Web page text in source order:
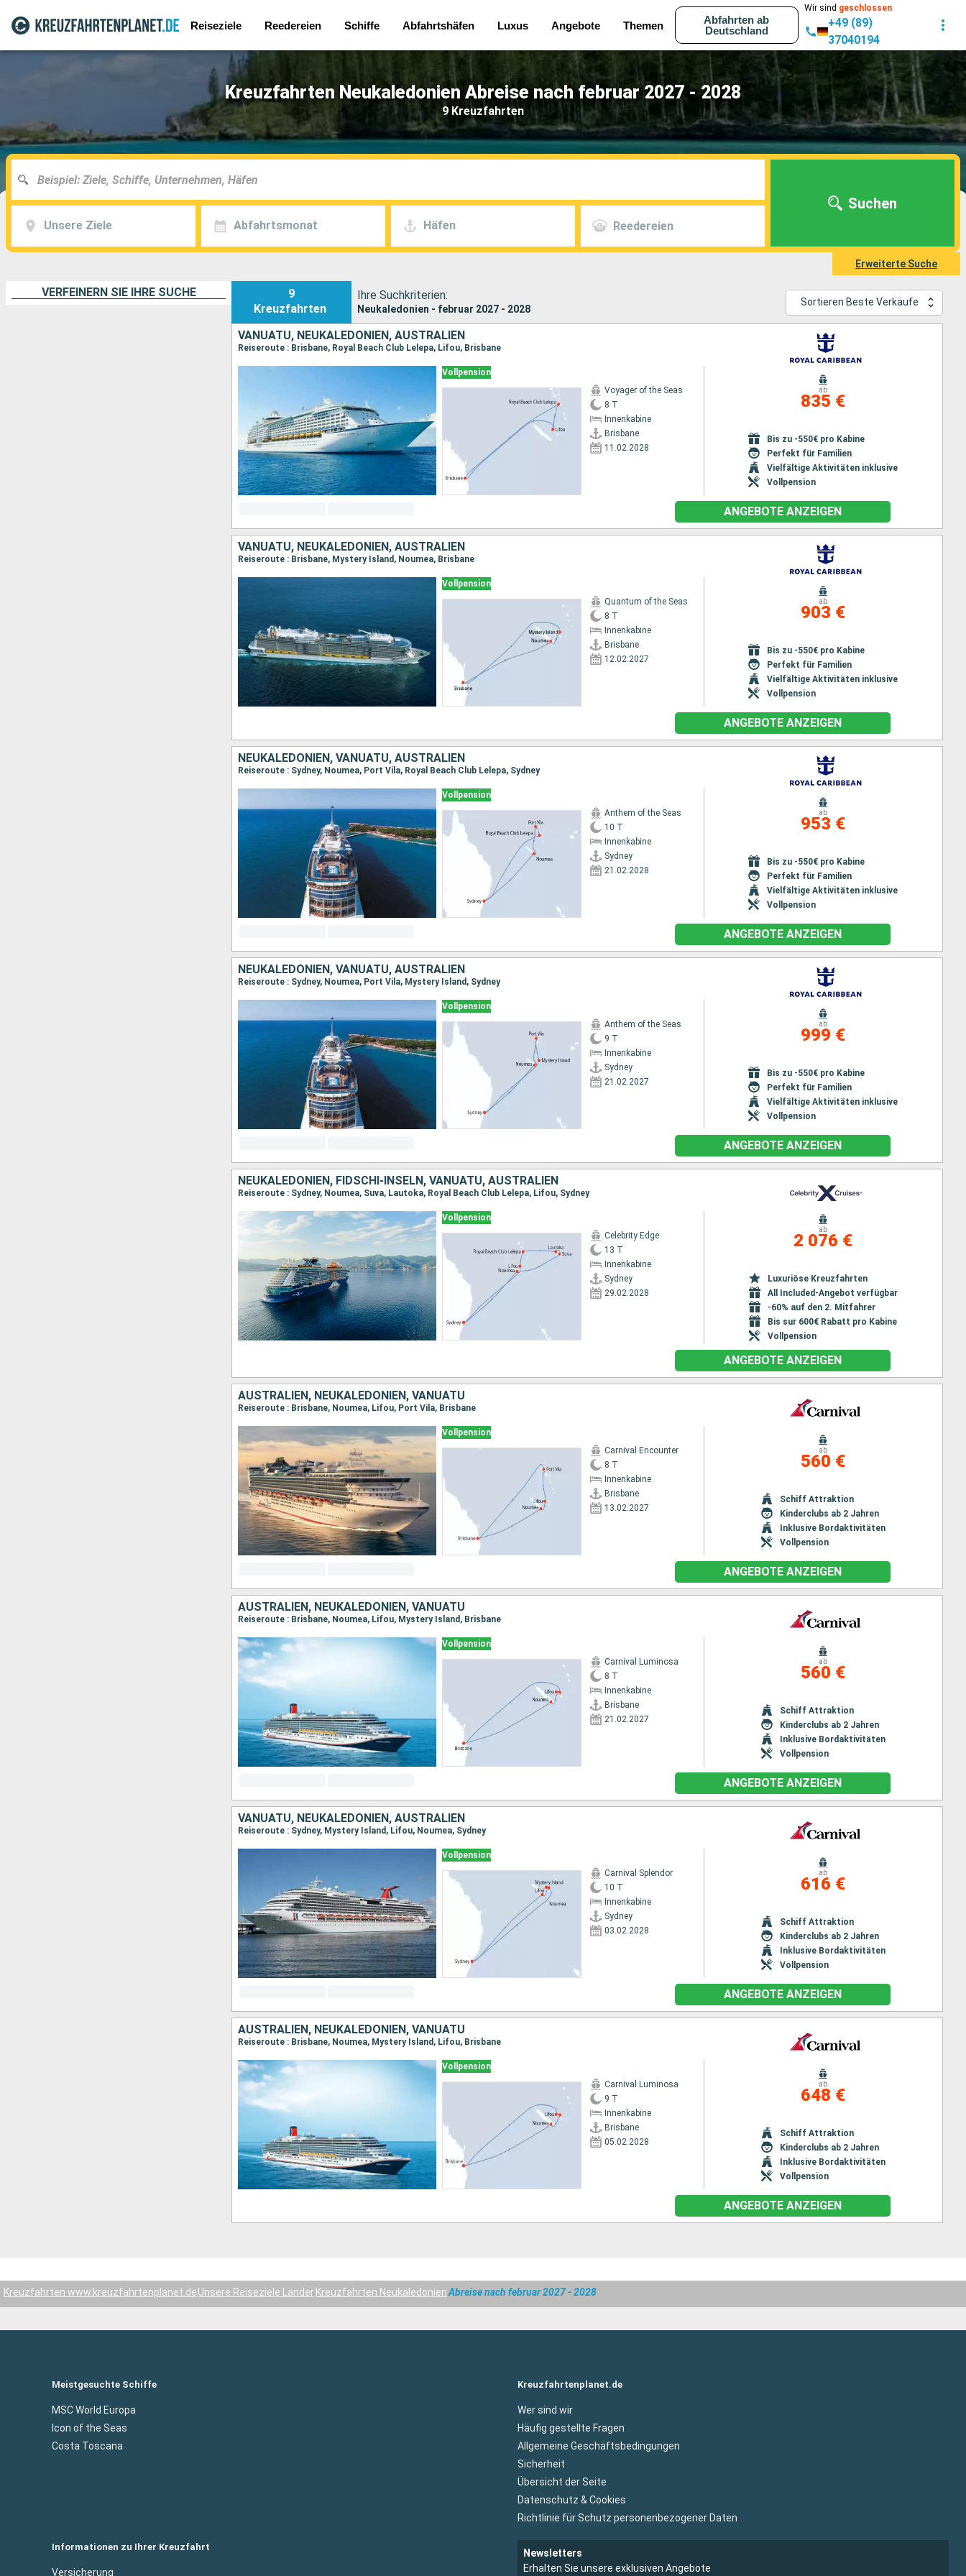
Reiseziele Reedereien Schiffe Abfahrtshäfen Luxus Angebote Themen
Abfahrten ab
Deutschland
Wir sind geschlossen
+49 (89)
37040194
Kreuzfahrten Neukaledonien Abreise nach februar 2027 - 2028
9 Kreuzfahrten
Unsere Ziele Abfahrtsmonat Häfen Reedereien
Suchen
Erweiterte Suche
VERFEINERN SIE IHRE SUCHE
9
Kreuzfahrten
Ihre Suchkriterien:
Neukaledonien - februar 2027 - 2028
Sortieren Beste Verkäufe
VANUATU, NEUKALEDONIEN, AUSTRALIEN
Reiseroute : Brisbane, Royal Beach Club Lelepa, Lifou, Brisbane
Vollpension
Voyager of the Seas
8 T
Innenkabine
Brisbane
11.02.2028
ab
835 €
Bis zu -550€ pro Kabine
Perfekt für Familien
Vielfältige Aktivitäten inklusive
Vollpension
ANGEBOTE ANZEIGEN
VANUATU, NEUKALEDONIEN, AUSTRALIEN
Reiseroute : Brisbane, Mystery Island, Noumea, Brisbane
Vollpension
Quantum of the Seas
8 T
Innenkabine
Brisbane
12.02.2027
ab
903 €
Bis zu -550€ pro Kabine
Perfekt für Familien
Vielfältige Aktivitäten inklusive
Vollpension
ANGEBOTE ANZEIGEN
NEUKALEDONIEN, VANUATU, AUSTRALIEN
Reiseroute : Sydney, Noumea, Port Vila, Royal Beach Club Lelepa, Sydney
Vollpension
Anthem of the Seas
10 T
Innenkabine
Sydney
21.02.2028
ab
953 €
Bis zu -550€ pro Kabine
Perfekt für Familien
Vielfältige Aktivitäten inklusive
Vollpension
ANGEBOTE ANZEIGEN
NEUKALEDONIEN, VANUATU, AUSTRALIEN
Reiseroute : Sydney, Noumea, Port Vila, Mystery Island, Sydney
Vollpension
Anthem of the Seas
9 T
Innenkabine
Sydney
21.02.2027
ab
999 €
Bis zu -550€ pro Kabine
Perfekt für Familien
Vielfältige Aktivitäten inklusive
Vollpension
ANGEBOTE ANZEIGEN
NEUKALEDONIEN, FIDSCHI-INSELN, VANUATU, AUSTRALIEN
Reiseroute : Sydney, Noumea, Suva, Lautoka, Royal Beach Club Lelepa, Lifou, Sydney
Vollpension
Celebrity Edge
13 T
Innenkabine
Sydney
29.02.2028
ab
2 076 €
Luxuriöse Kreuzfahrten
All Included-Angebot verfügbar
-60% auf den 2. Mitfahrer
Bis sur 600€ Rabatt pro Kabine
Vollpension
ANGEBOTE ANZEIGEN
AUSTRALIEN, NEUKALEDONIEN, VANUATU
Reiseroute : Brisbane, Noumea, Lifou, Port Vila, Brisbane
Vollpension
Carnival Encounter
8 T
Innenkabine
Brisbane
13.02.2027
ab
560 €
Schiff Attraktion
Kinderclubs ab 2 Jahren
Inklusive Bordaktivitäten
Vollpension
ANGEBOTE ANZEIGEN
AUSTRALIEN, NEUKALEDONIEN, VANUATU
Reiseroute : Brisbane, Noumea, Lifou, Mystery Island, Brisbane
Vollpension
Carnival Luminosa
8 T
Innenkabine
Brisbane
21.02.2027
ab
560 €
Schiff Attraktion
Kinderclubs ab 2 Jahren
Inklusive Bordaktivitäten
Vollpension
ANGEBOTE ANZEIGEN
VANUATU, NEUKALEDONIEN, AUSTRALIEN
Reiseroute : Sydney, Mystery Island, Lifou, Noumea, Sydney
Vollpension
Carnival Splendor
10 T
Innenkabine
Sydney
03.02.2028
ab
616 €
Schiff Attraktion
Kinderclubs ab 2 Jahren
Inklusive Bordaktivitäten
Vollpension
ANGEBOTE ANZEIGEN
AUSTRALIEN, NEUKALEDONIEN, VANUATU
Reiseroute : Brisbane, Noumea, Mystery Island, Lifou, Brisbane
Vollpension
Carnival Luminosa
9 T
Innenkabine
Brisbane
05.02.2028
ab
648 €
Schiff Attraktion
Kinderclubs ab 2 Jahren
Inklusive Bordaktivitäten
Vollpension
ANGEBOTE ANZEIGEN
Kreuzfahrten www.kreuzfahrtenplanet.deUnsere Reiseziele Länder Kreuzfahrten NeukaledonienAbreise nach februar 2027 - 2028
Meistgesuchte Schiffe
MSC World Europa
Icon of the Seas
Costa Toscana
Kreuzfahrtenplanet.de
Wer sind wir
Häufig gestellte Fragen
Allgemeine Geschäftsbedingungen
Sicherheit
Übersicht der Seite
Datenschutz & Cookies
Richtlinie für Schutz personenbezogener Daten
Informationen zu Ihrer Kreuzfahrt
Versicherung
Newsletters
Erhalten Sie unsere exklusiven Angebote